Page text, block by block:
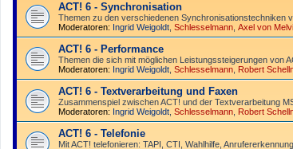
ACT! 6 - Synchro­nisation
Themen zu den verschiedenen Synchro­nisations­­techniken
Moderatoren: Ingrid Weigoldt Schlesselmann Axel von
ACT! 6 - Performance
Themen die sich mit möglichen Leistungssteigerungen von
Moderatoren: Ingrid Weigoldt Schlesselmann Robert
ACT! 6 - Textverarbeitung und Faxen
Zusammenspiel zwischen ACT! und der Textverarbeitung
Moderatoren: Ingrid Weigoldt Schlesselmann Robert
ACT! 6 - Telefonie
Mit ACT! telefonieren: TAPI, CTI, Wahlhilfe,